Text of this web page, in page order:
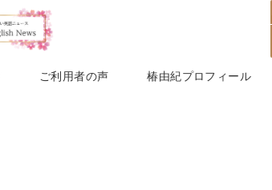
ご利用者の声 椿由紀プロフィール